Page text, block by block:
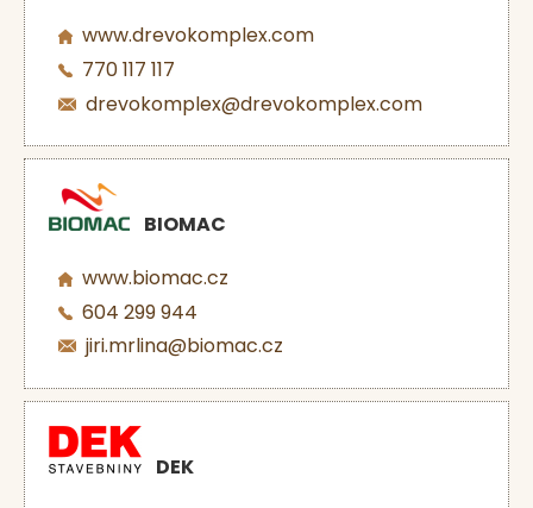
www.drevokomplex.com
770 117 117
drevokomplex@drevokomplex.com
BIOMAC
www.biomac.cz
604 299 944
jiri.mrlina@biomac.cz
DEK